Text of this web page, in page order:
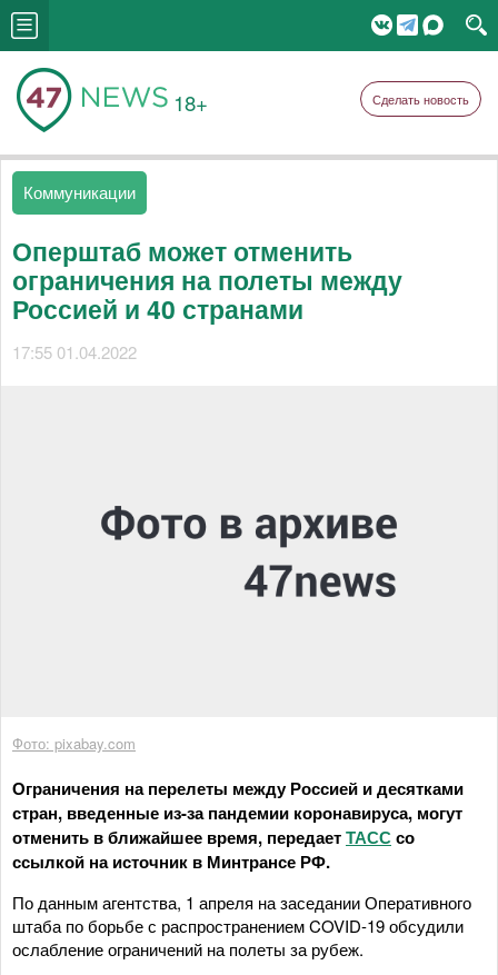
18+ Сделать новость
Коммуникации
Оперштаб может отменить
ограничения на полеты между
Россией и 40 странами
17:55 01.04.2022
Фото: pixabay.com
Ограничения на перелеты между Россией и десятками
стран, введенные из-за пандемии коронавируса, могут
отменить в ближайшее время, передаетТАССсо
ссылкой на источник в Минтрансе РФ.
По данным агентства, 1 апреля на заседании Оперативного
штаба по борьбе с распространением COVID-19 обсудили
ослабление ограничений на полеты за рубеж.